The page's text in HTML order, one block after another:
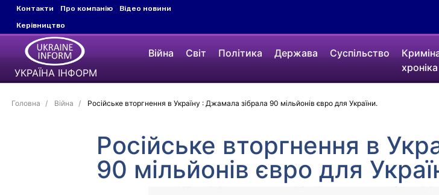
Контакти Про компанію
Відео новини
Керівництво
УКРАЇНА ІНФОРМ
Війна Світ Політика Держава Суспільство
хроніка
Головна Війна Російське вторгнення в Україну : Джамала зібрала 90 мільйонів євро для України.
Російське вторгнення в
90 мільйонів євро для